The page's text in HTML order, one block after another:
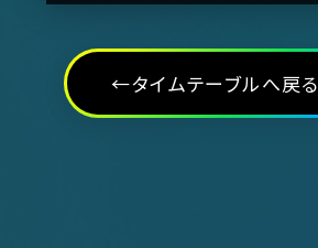
タイムテーブルへ戻る